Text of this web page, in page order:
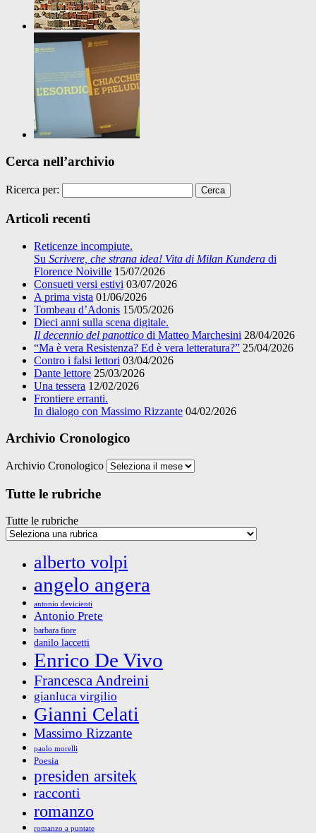
Cerca nell’archivio
Ricerca per:
Articoli recenti
Reticenze incompiute.
Su Scrivere, che strana idea! Vita di Milan Kundera di
Florence Noiville 15/07/2026
Consueti versi estivi 03/07/2026
A prima vista 01/06/2026
Tombeau d’Adonis 15/05/2026
Dieci anni sulla scena digitale.
Il decennio del panottico di Matteo Marchesini 28/04/2026
“Ma è vera Resistenza? Ed è vera letteratura?” 25/04/2026
Contro i falsi lettori 03/04/2026
Dante lettore 25/03/2026
Una tessera 12/02/2026
Frontiere erranti.
In dialogo con Massimo Rizzante 04/02/2026
Archivio Cronologico
Archivio Cronologico
Tutte le rubriche
Tutte le rubriche
alberto volpi
angelo angera
antonio devicienti
Antonio Prete
barbara fiore
danilo laccetti
Enrico De Vivo
Francesca Andreini
gianluca virgilio
Gianni Celati
Massimo Rizzante
paolo morelli
Poesia
presiden arsitek
racconti
romanzo
romanzo a puntate